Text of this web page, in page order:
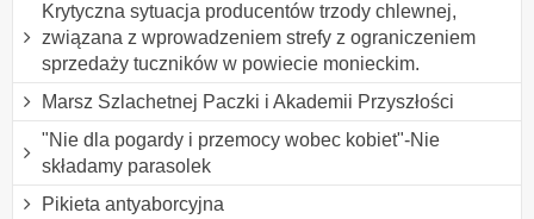
Krytyczna sytuacja producentów trzody chlewnej,
związana z wprowadzeniem strefy z ograniczeniem
sprzedaży tuczników w powiecie monieckim.
Marsz Szlachetnej Paczki i Akademii Przyszłości
"Nie dla pogardy i przemocy wobec kobiet"-Nie
składamy parasolek
Pikieta antyaborcyjna